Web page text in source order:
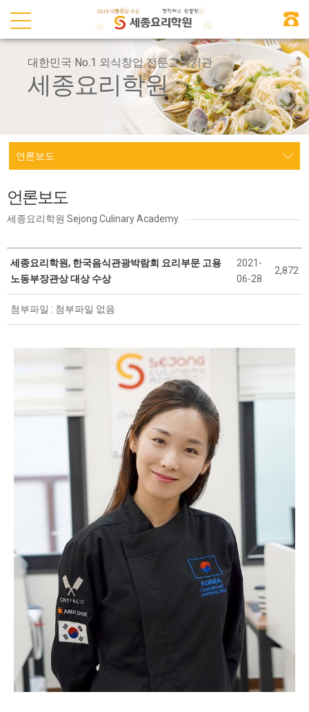
대한민국 No.1 외식창업 전문교육기관
세종요리학원
언론보도
언론보도
세종요리학원 Sejong Culinary Academy
세종요리학원, 한국음식관광박람회 요리부문 고용
노동부장관상 대상 수상
2021-
06-28
2,872
첨부파일 : 첨부파일 없음